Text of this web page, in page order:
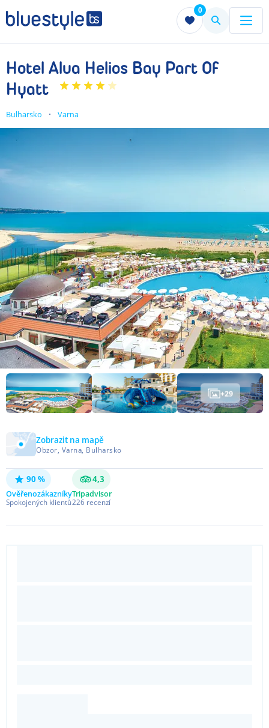
0
Menu Menu
Hotel Alua Helios Bay Part Of
Hyatt
Bulharsko Varna
+29
Zobrazit na mapě
Obzor, Varna, Bulharsko
90 %
Ověřenozákazníky
Spokojených klientů
4,3
Tripadvisor
226 recenzí